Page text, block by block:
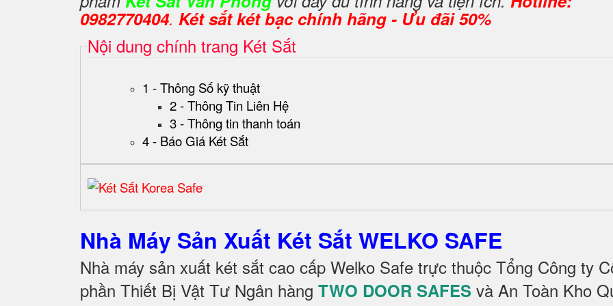
0982770404. Két sắt két bạc chính hãng - Ưu đãi 50%
Nội dung chính trang Két Sắt
1 - Thông Số kỹ thuật
2 - Thông Tin Liên Hệ
3 - Thông tin thanh toán
4 - Báo Giá Két Sắt
Nhà Máy Sản Xuất Két Sắt WELKO SAFE
Nhà máy sản xuất két sắt cao cấp Welko Safe trực thuộc Tổng Công ty
phần Thiết Bị Vật Tư Ngân hàng TWO DOOR SAFES và An Toàn Kho